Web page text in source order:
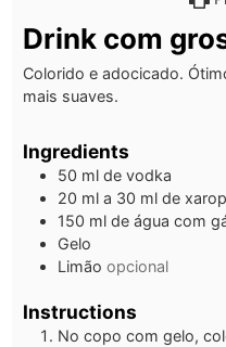
Drink com
Colorido e adocicado.
mais suaves.
Ingredients
50 ml de vodka
20 ml a 30 ml de
150 ml de água com
Gelo
Limão opcional
Instructions
No copo com gelo,